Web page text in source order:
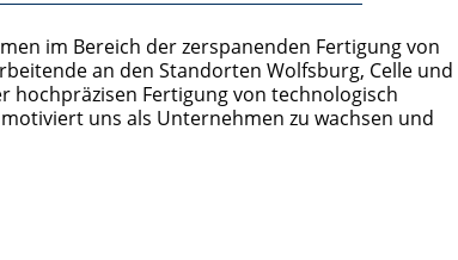
im Bereich der zerspanenden Fertigung von
an den Standorten Wolfsburg, Celle und
hochpräzisen Fertigung von technologisch
uns als Unternehmen zu wachsen und